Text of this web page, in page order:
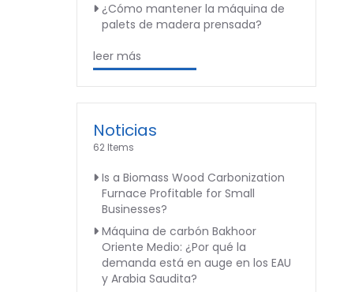
¿Cómo mantener la máquina de
palets de madera prensada?
leer más
Noticias
62 Items
Is a Biomass Wood Carbonization
Furnace Profitable for Small
Businesses?
Máquina de carbón Bakhoor
Oriente Medio: ¿Por qué la
demanda está en auge en los EAU
y Arabia Saudita?